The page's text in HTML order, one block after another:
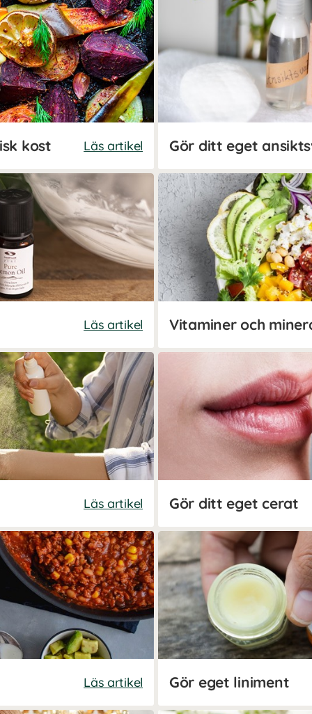
kost Läs artikel
Läs artikel
Läs artikel Gör ditt eget cerat
Läs artikel Gör eget liniment